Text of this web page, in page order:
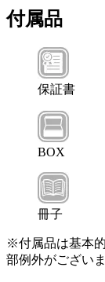
付属品
保証書
BOX
冊子
※付属品は基本
部例外がござい